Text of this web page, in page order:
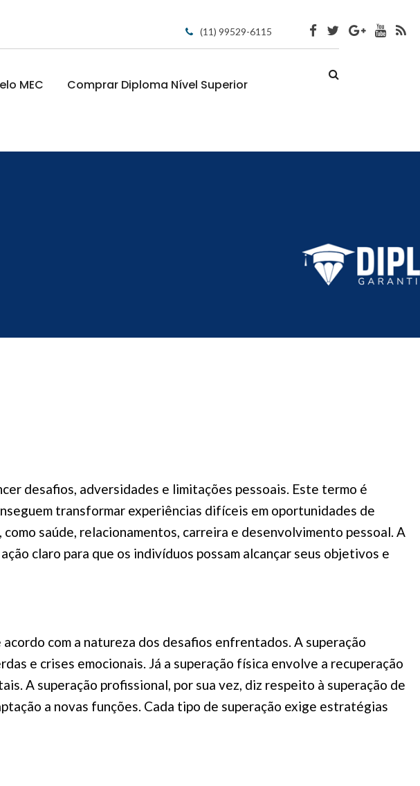
(11) 99529-6115
MEC Comprar Diploma Nível Superior
desafios, adversidades e limitações pessoais. Este termo é
transformar experiências difíceis em oportunidades de
saúde, relacionamentos, carreira e desenvolvimento pessoal. A
claro para que os indivíduos possam alcançar seus objetivos e
com a natureza dos desafios enfrentados. A superação
e crises emocionais. Já a superação física envolve a recuperação
A superação profissional, por sua vez, diz respeito à superação de
a novas funções. Cada tipo de superação exige estratégias